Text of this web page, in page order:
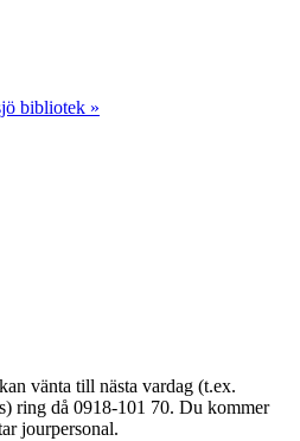
bibliotek »
vänta till nästa vardag (t.ex.
) ring då 0918-101 70. Du kommer
jourpersonal.